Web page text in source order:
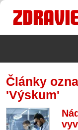
Články
'Výskum'